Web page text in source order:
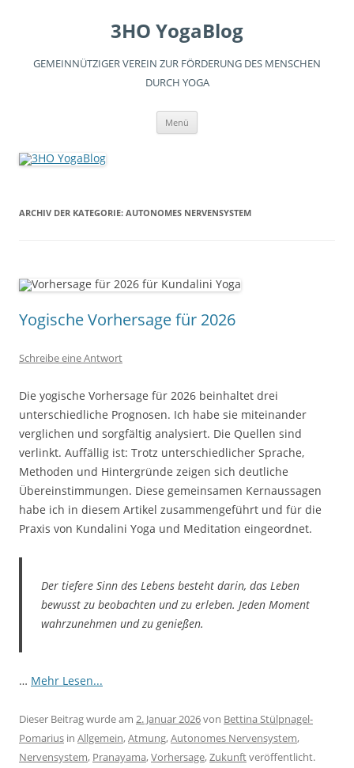
3HO YogaBlog
GEMEINNÜTZIGER VEREIN ZUR FÖRDERUNG DES MENSCHEN
DURCH YOGA
Menü
ARCHIV DER KATEGORIE: AUTONOMES NERVENSYSTEM
Yogische Vorhersage für 2026
Schreibe eine Antwort
Die yogische Vorhersage für 2026 beinhaltet drei
unterschiedliche Prognosen. Ich habe sie miteinander
verglichen und sorgfältig analysiert. Die Quellen sind
verlinkt. Auffällig ist: Trotz unterschiedlicher Sprache,
Methoden und Hintergründe zeigen sich deutliche
Übereinstimmungen. Diese gemeinsamen Kernaussagen
habe ich in diesem Artikel zusammengeführt und für die
Praxis von Kundalini Yoga und Meditation eingeordnet.
Der tiefere Sinn des Lebens besteht darin, das Leben
bewusst zu beobachten und zu erleben. Jeden Moment
wahrzunehmen und zu genießen.
… Mehr Lesen...
Dieser Beitrag wurde am 2. Januar 2026von Bettina Stülpnagel-
Pomarius in Allgemein,Atmung,Autonomes Nervensystem,
Nervensystem, Pranayama,Vorhersage,Zukunftveröffentlicht.